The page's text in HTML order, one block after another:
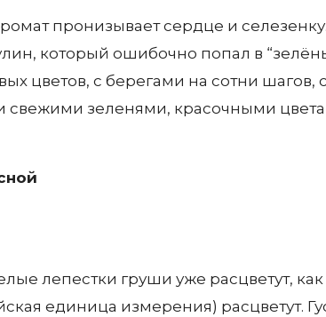
пронизывает сердце и селезенку.
который ошибочно попал в
цветов, с берегами на сотни шагов,
свежими зеленями, красочными
лепестки груши уже расцветут, как
единица измерения) расцветут.